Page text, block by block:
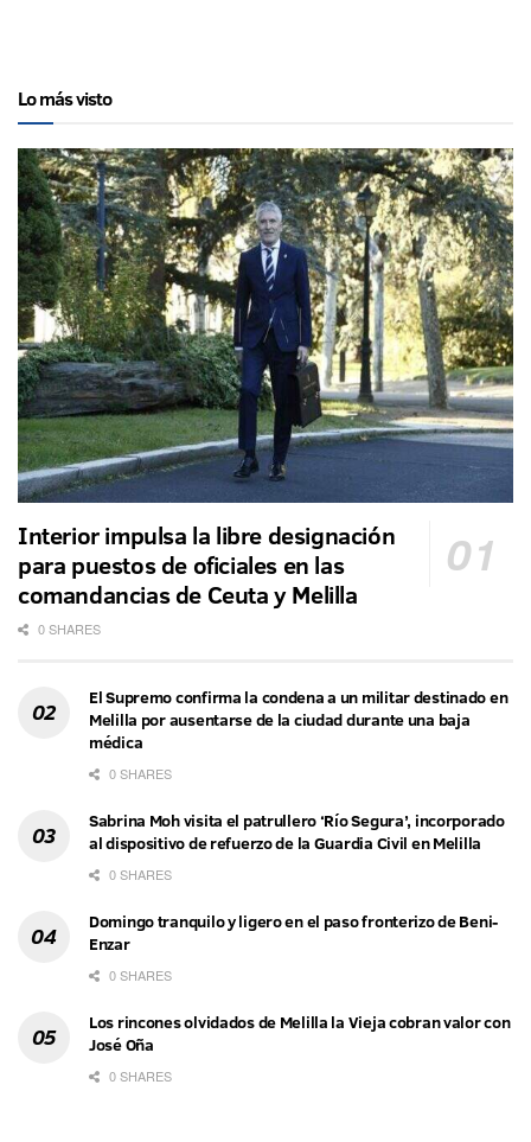
Lo más visto
Interior impulsa la libre designación
para puestos de oficiales en las
comandancias de Ceuta y Melilla
0 SHARES
El Supremo confirma la condena a un militar destinado en
Melilla por ausentarse de la ciudad durante una baja
médica
0 SHARES
Sabrina Moh visita el patrullero ‘Río Segura’, incorporado
al dispositivo de refuerzo de la Guardia Civil en Melilla
0 SHARES
Domingo tranquilo y ligero en el paso fronterizo de Beni-
Enzar
0 SHARES
Los rincones olvidados de Melilla la Vieja cobran valor con
José Oña
0 SHARES